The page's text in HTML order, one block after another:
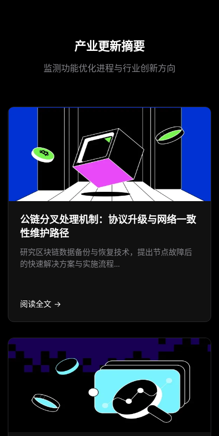
产业更新摘要
监测功能优化进程与行业创新方向
公链分叉处理机制：协议升级与网络一致
性维护路径
研究区块链数据备份与恢复技术，提出节点故障后
的快速解决方案与实施流程...
阅读全文 →